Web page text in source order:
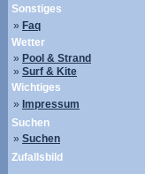
Sonstiges
» Faq
Wetter
» Pool & Strand
» Surf & Kite
Wichtiges
» Impressum
Suchen
» Suchen
Zufallsbild